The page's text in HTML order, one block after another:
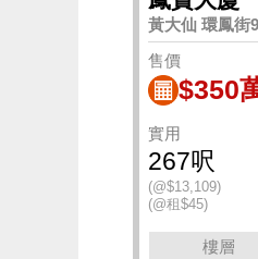
黃大仙 環鳳街
售價
$350
實用
267呎
(@$13,109)
(@租$45)
樓層